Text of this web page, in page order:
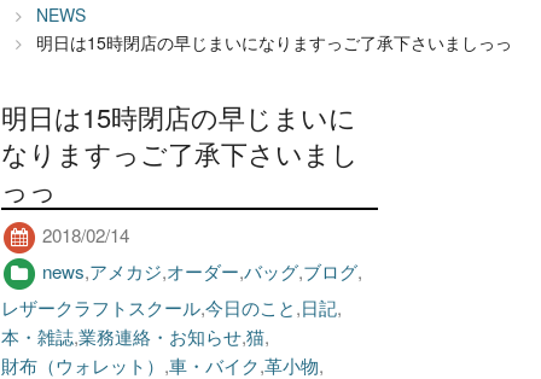
NEWS
明日は15時閉店の早じまいになりますっご了承下さいましっっ
明日は15時閉店の早じまいに
なりますっご了承下さいまし
っっ
2018/02/14
news,アメカジ,オーダー,バッグ,ブログ,
レザークラフトスクール,今日のこと,日記,
本・雑誌,業務連絡・お知らせ,猫,
財布（ウォレット） ,車・バイク,革小物,